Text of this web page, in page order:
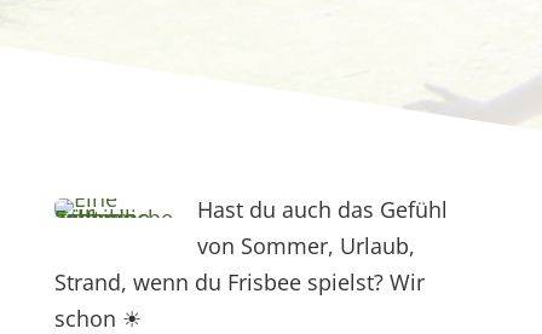
Hast du auch das Gefühl
von Sommer, Urlaub,
Strand, wenn du Frisbee spielst? Wir
schon ☀